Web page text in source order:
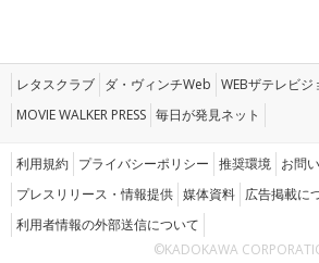
レタスクラブ ダ・ヴィンチWeb WEBザテレビジ
MOVIE WALKER PRESS 毎日が発見ネット
利用規約 プライバシーポリシー 推奨環境 お問
プレスリリース・情報提供 媒体資料 広告掲載に
利用者情報の外部送信について
©KADOKAWA